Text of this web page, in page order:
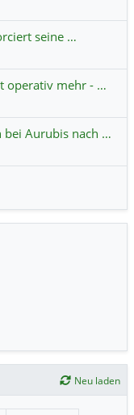
seine …
operativ mehr - …
bei Aurubis nach …
Neu laden